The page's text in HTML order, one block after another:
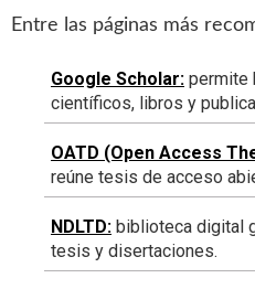
Entre las páginas más
Google Scholar: permite
científicos, libros y
OATD (Open Access
reúne tesis de acceso
NDLTD: biblioteca digital
tesis y disertaciones.